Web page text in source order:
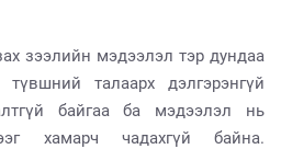
зээлийн мэдээлэл тэр дундаа
талаарх дэлгэрэнгүй
байгаа ба мэдээлэл нь
хамарч чадахгүй байна.